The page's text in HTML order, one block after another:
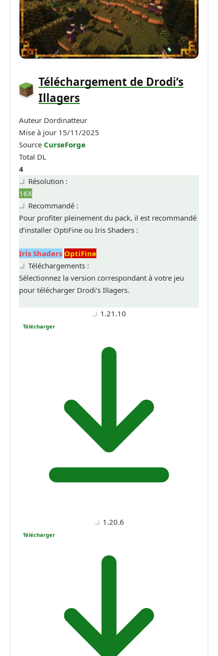
Téléchargement de Drodi’s
Illagers
Auteur Dordinatteur
Mise à jour 15/11/2025
Source CurseForge
Total DL
4
Résolution :
16X
Recommandé :
Pour profiter pleinement du pack, il est recommandé
d’installer OptiFine ou Iris Shaders :
Iris Shaders OptiFine
Téléchargements :
Sélectionnez la version correspondant à votre jeu
pour télécharger Drodi's Illagers.
1.21.10
Télécharger
1.20.6
Télécharger